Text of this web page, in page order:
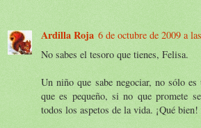
Ardilla Roja 6 de octubre de 2009 a
No sabes el tesoro que tienes, Felisa.
Un niño que sabe negociar, no sólo
que es pequeño, si no que promete
todos los aspetos de la vida. ¡Qué bien!